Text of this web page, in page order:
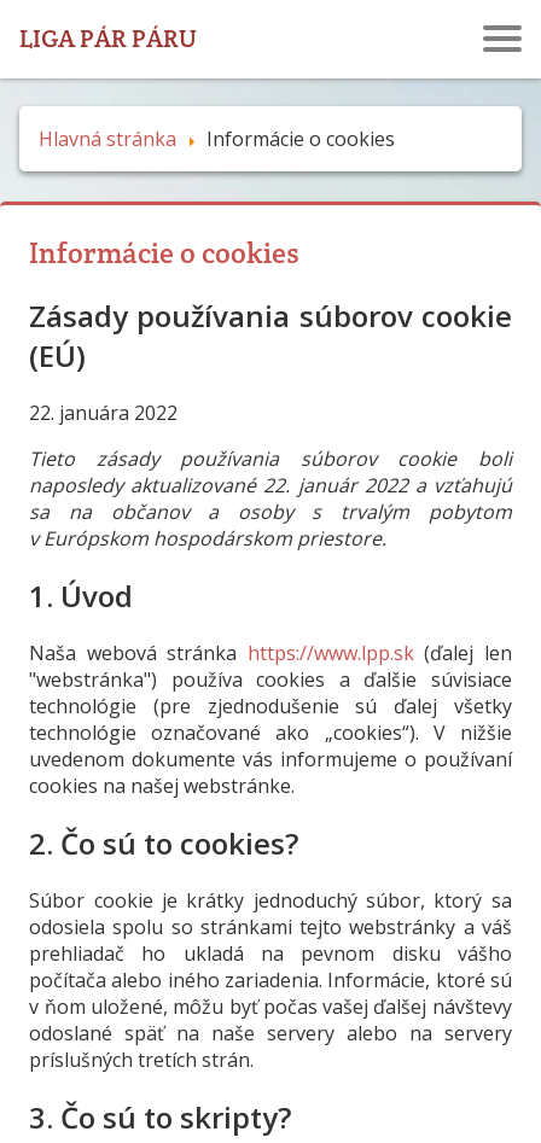
LIGA PÁR PÁRU
Hlavná stránka Informácie o cookies
Informácie o cookies
Zásady používania súborov cookie
(EÚ)
22. januára 2022
Tieto zásady používania súborov cookie boli
naposledy aktualizované 22. január 2022 a vzťahujú
sa na občanov a osoby s trvalým pobytom
v Európskom hospodárskom priestore.
1. Úvod
Naša webová stránka https://www.lpp.sk(ďalej len
"webstránka") používa cookies a ďalšie súvisiace
technológie (pre zjednodušenie sú ďalej všetky
technológie označované ako „cookies“). V nižšie
uvedenom dokumente vás informujeme o používaní
cookies na našej webstránke.
2. Čo sú to cookies?
Súbor cookie je krátky jednoduchý súbor, ktorý sa
odosiela spolu so stránkami tejto webstránky a váš
prehliadač ho ukladá na pevnom disku vášho
počítača alebo iného zariadenia. Informácie, ktoré sú
v ňom uložené, môžu byť počas vašej ďalšej návštevy
odoslané späť na naše servery alebo na servery
príslušných tretích strán.
3. Čo sú to skripty?